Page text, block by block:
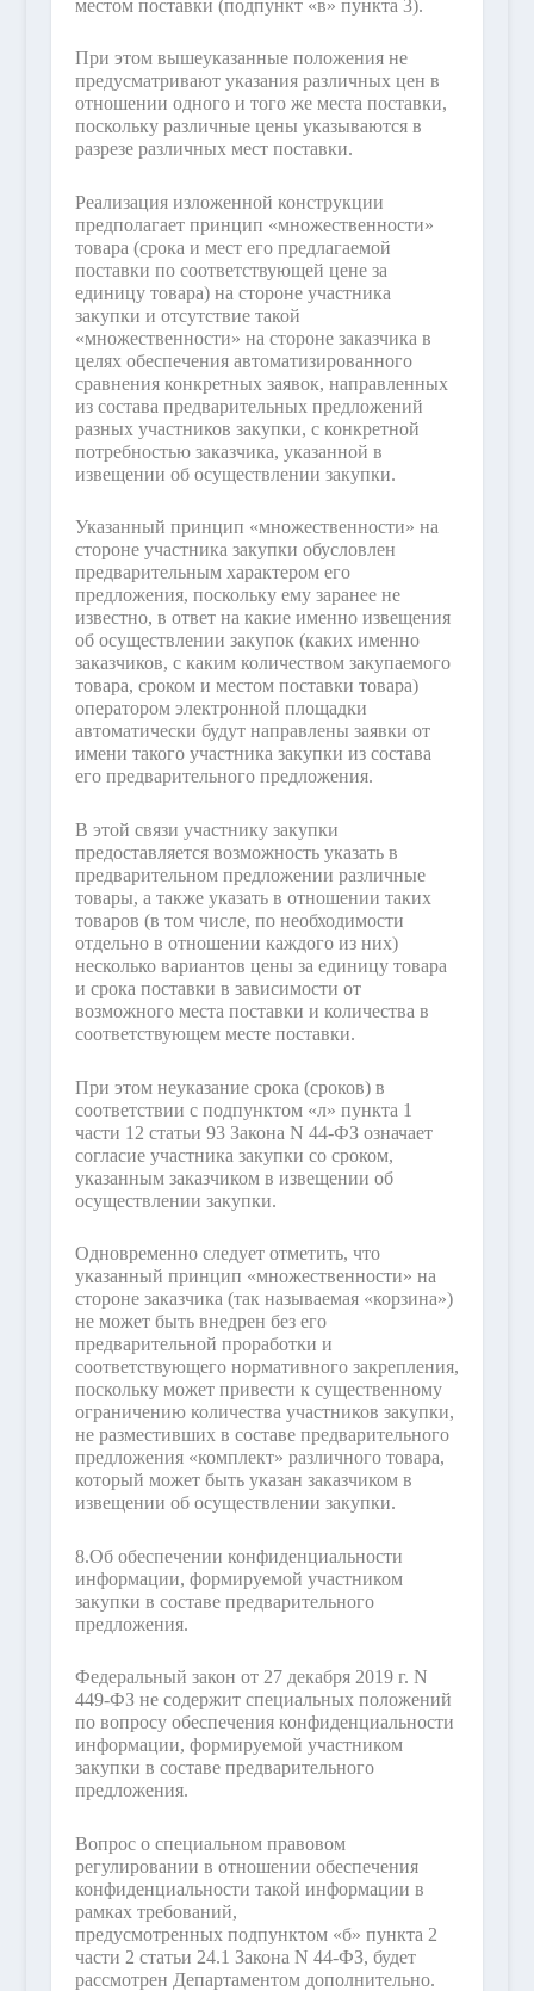
местом поставки (подпункт «в» пункта 3).
При этом вышеуказанные положения не
предусматривают указания различных цен в
отношении одного и того же места поставки,
поскольку различные цены указываются в
разрезе различных мест поставки.
Реализация изложенной конструкции
предполагает принцип «множественности»
товара (срока и мест его предлагаемой
поставки по соответствующей цене за
единицу товара) на стороне участника
закупки и отсутствие такой
«множественности» на стороне заказчика в
целях обеспечения автоматизированного
сравнения конкретных заявок, направленных
из состава предварительных предложений
разных участников закупки, с конкретной
потребностью заказчика, указанной в
извещении об осуществлении закупки.
Указанный принцип «множественности» на
стороне участника закупки обусловлен
предварительным характером его
предложения, поскольку ему заранее не
известно, в ответ на какие именно извещения
об осуществлении закупок (каких именно
заказчиков, с каким количеством закупаемого
товара, сроком и местом поставки товара)
оператором электронной площадки
автоматически будут направлены заявки от
имени такого участника закупки из состава
его предварительного предложения.
В этой связи участнику закупки
предоставляется возможность указать в
предварительном предложении различные
товары, а также указать в отношении таких
товаров (в том числе, по необходимости
отдельно в отношении каждого из них)
несколько вариантов цены за единицу товара
и срока поставки в зависимости от
возможного места поставки и количества в
соответствующем месте поставки.
При этом неуказание срока (сроков) в
соответствии с подпунктом «л» пункта 1
части 12 статьи 93 Закона N 44-ФЗ означает
согласие участника закупки со сроком,
указанным заказчиком в извещении об
осуществлении закупки.
Одновременно следует отметить, что
указанный принцип «множественности» на
стороне заказчика (так называемая «корзина»)
не может быть внедрен без его
предварительной проработки и
соответствующего нормативного закрепления,
поскольку может привести к существенному
ограничению количества участников закупки,
не разместивших в составе предварительного
предложения «комплект» различного товара,
который может быть указан заказчиком в
извещении об осуществлении закупки.
8.Об обеспечении конфиденциальности
информации, формируемой участником
закупки в составе предварительного
предложения.
Федеральный закон от 27 декабря 2019 г. N
449-ФЗ не содержит специальных положений
по вопросу обеспечения конфиденциальности
информации, формируемой участником
закупки в составе предварительного
предложения.
Вопрос о специальном правовом
регулировании в отношении обеспечения
конфиденциальности такой информации в
рамках требований,
предусмотренных подпунктом «б» пункта 2
части 2 статьи 24.1 Закона N 44-ФЗ, будет
рассмотрен Департаментом дополнительно.